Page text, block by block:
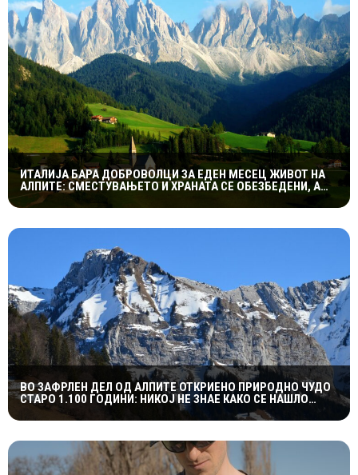
ИТАЛИЈА БАРА ДОБРОВОЛЦИ ЗА ЕДЕН МЕСЕЦ ЖИВОТ НА
АЛПИТЕ: СМЕСТУВАЊЕТО И ХРАНАТА СЕ ОБЕЗБЕДЕНИ, А
СЛЕДУВА И НАДОМЕСТ ОД 400 ЕВРА
ВО ЗАФРЛЕН ДЕЛ ОД АЛПИТЕ ОТКРИЕНО ПРИРОДНО ЧУДО
СТАРО 1.100 ГОДИНИ: НИКОЈ НЕ ЗНАЕ КАКО СЕ НАШЛО
ТАМУ